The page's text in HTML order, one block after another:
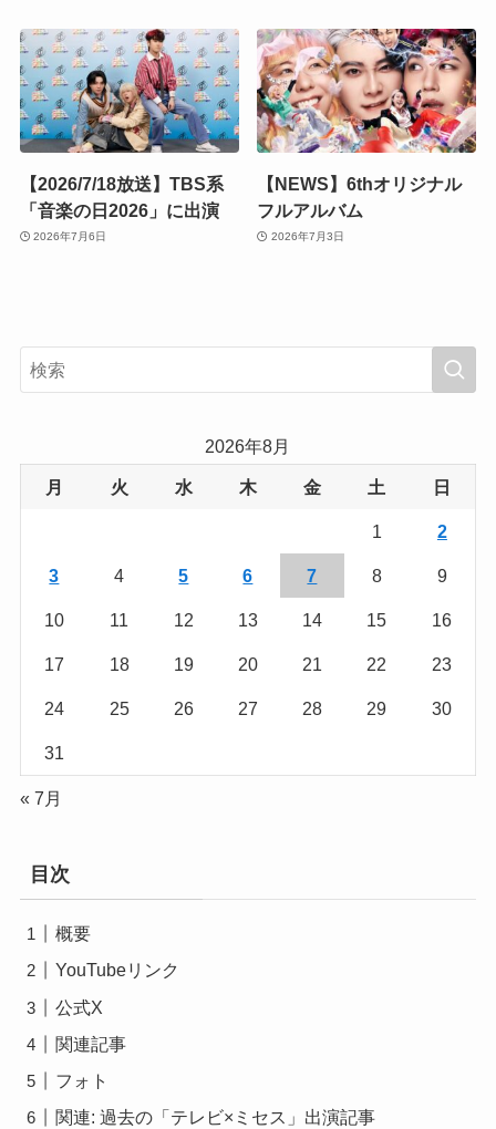
【2026/7/18放送】TBS系
「音楽の日2026」に出演
2026年7月6日
【NEWS】6thオリジナル
フルアルバム
2026年7月3日
2026年8月
月 火 水 木 金 土 日
1 2
3 4 5 6 7 8 9
10 11 12 13 14 15 16
17 18 19 20 21 22 23
24 25 26 27 28 29 30
31
« 7月
目次
概要
YouTubeリンク
公式X
関連記事
フォト
関連: 過去の「テレビ×ミセス」出演記事